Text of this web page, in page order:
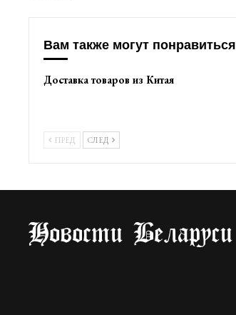
Вам также могут понравиться
Доставка товаров из Китая
ПРЕД СЛЕД